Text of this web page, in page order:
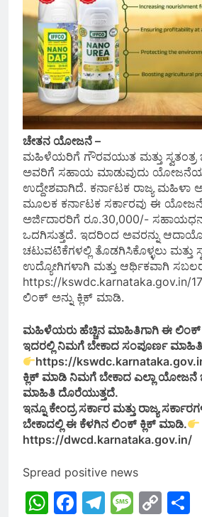
ಚೇತನ ಯೋಜನೆ –
ಮಹಿಳೆಯರಿಗೆ ಗೌರವಯುತ ಮತ್ತು ಸ್ವತಂತ್ರ
ಅವರಿಗೆ ಸಹಾಯ ಮಾಡುವುದು ಯೋಜನೆಯ
ಉದ್ದೇಶವಾಗಿದೆ. ಕರ್ನಾಟಕ ರಾಜ್ಯ ಮಹಿಳಾ
ಮೂಲಕ ಕರ್ನಾಟಕ ಸರ್ಕಾರವು ಈ
ಅರ್ಜಿದಾರರಿಗೆ ರೂ.30,000/-
ಒದಗಿಸುತ್ತದೆ. ಇದರಿಂದ ಅವರನ್ನು
ಚಟುವಟಿಕೆಗಳಲ್ಲಿ ತೊಡಗಿಸಿಕೊಳ್ಳಲು ಮತ್ತು
ಉದ್ಯೋಗಿಗಳಾಗಿ ಮತ್ತು ಆರ್ಥಿಕವಾಗಿ
https://kswdc.karnataka.gov.in/
ಲಿಂಕ್ ಅನ್ನು ಕ್ಲಿಕ್ ಮಾಡಿ.
ಮಹಿಳೆಯರು ಹೆಚ್ಚಿನ ಮಾಹಿತಿಗಾಗಿ ಈ ಲಿಂಕ್
ಇದರಲ್ಲಿ ನಿಮಗೆ ಬೇಕಾದ ಸಂಪೂರ್ಣ ಮಾಹಿತಿ
https://
ಕ್ಲಿಕ್ ಮಾಡಿ ನಿಮಗೆ ಬೇಕಾದ ಎಲ್ಲಾ ಯೋಜನೆ
ಮಾಹಿತಿ ದೊರೆಯುತ್ತದೆ.
ಇನ್ನೂ ಕೇಂದ್ರ ಸರ್ಕಾರ ಮತ್ತು ರಾಜ್ಯ
ಬೇಕಾದಲ್ಲಿ ಈ ಕೆಳಗಿನ ಲಿಂಕ್ ಕ್ಲಿಕ್ ಮಾಡಿ.
https://dwcd.karnataka.gov.in/
Spread positive news
WhatsApp
Facebook
Telegram